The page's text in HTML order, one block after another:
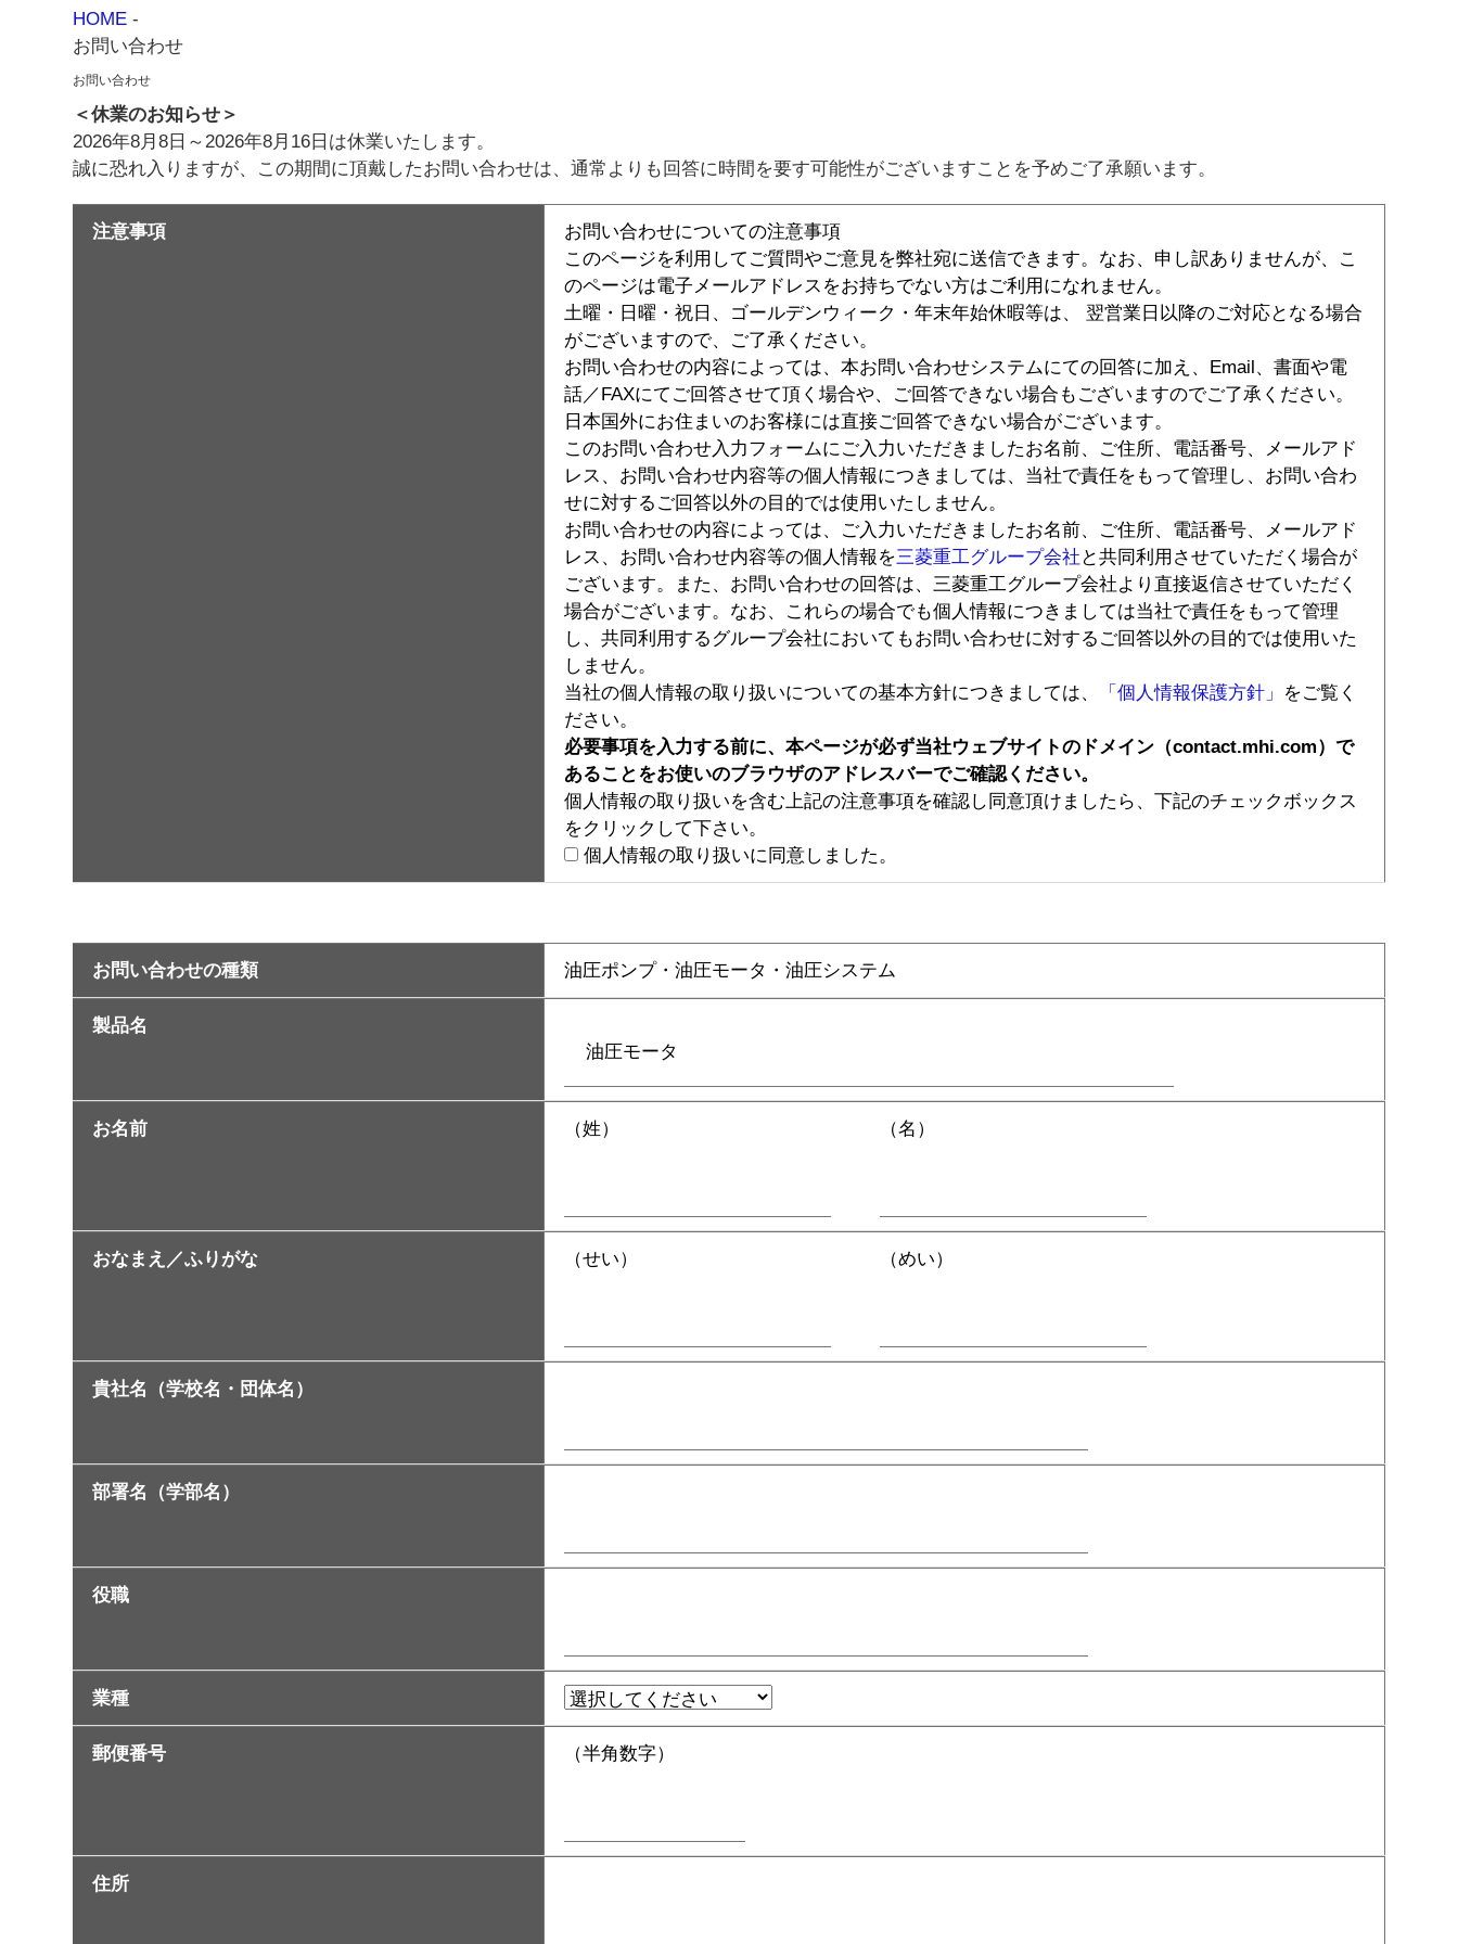
HOME -
お問い合わせ
お問い合わせ
＜休業のお知らせ＞
2026年8月8日～2026年8月16日は休業いたします。
誠に恐れ入りますが、この期間に頂戴したお問い合わせは、通常よりも回答に時間を要す可能性がございますことを予めご了承願います。
注意事項
お問い合わせについての注意事項
このページを利用してご質問やご意見を弊社宛に送信できます。なお、申し訳ありませんが、こ
のページは電子メールアドレスをお持ちでない方はご利用になれません。
土曜・日曜・祝日、ゴールデンウィーク・年末年始休暇等は、 翌営業日以降のご対応となる場合
がございますので、ご了承ください。
お問い合わせの内容によっては、本お問い合わせシステムにての回答に加え、Email、書面や電
話／FAXにてご回答させて頂く場合や、ご回答できない場合もございますのでご了承ください。
日本国外にお住まいのお客様には直接ご回答できない場合がございます。
このお問い合わせ入力フォームにご入力いただきましたお名前、ご住所、電話番号、メールアド
レス、お問い合わせ内容等の個人情報につきましては、当社で責任をもって管理し、お問い合わ
せに対するご回答以外の目的では使用いたしません。
お問い合わせの内容によっては、ご入力いただきましたお名前、ご住所、電話番号、メールアド
レス、お問い合わせ内容等の個人情報を三菱重工グループ会社 と共同利用させていただく場合が
ございます。また、お問い合わせの回答は、三菱重工グループ会社より直接返信させていただく
場合がございます。なお、これらの場合でも個人情報につきましては当社で責任をもって管理
し、共同利用するグループ会社においてもお問い合わせに対するご回答以外の目的では使用いた
しません。
当社の個人情報の取り扱いについての基本方針につきましては、
「個人情報保護方針」
をご覧く
ださい。
必要事項を入力する前に、本ページが必ず当社ウェブサイトのドメイン（contact.mhi.com）で
あることをお使いのブラウザのアドレスバーでご確認ください。
個人情報の取り扱いを含む上記の注意事項を確認し同意頂けましたら、下記のチェックボックス
をクリックして下さい。
個人情報の取り扱いに同意しました。
お問い合わせの種類 油圧ポンプ・油圧モータ・油圧システム
製品名
お名前 （姓） （名）
おなまえ／ふりがな （せい） （めい）
貴社名（学校名・団体名）
部署名（学部名）
役職
業種
郵便番号 （半角数字）
住所